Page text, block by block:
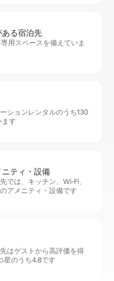
る宿⁠泊⁠先
用スペースを備えていま
ションレンタルのうち130
す
テ⁠ィ・設⁠備
では、キッチン、Wi-Fi、
アメニティ・設備です
はゲストから高評価を得
星のうち4.8です